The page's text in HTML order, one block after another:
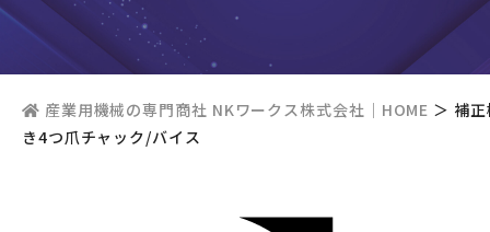
産業用機械の専門商社 NKワークス株式会社｜HOME ＞ 補
き4つ爪チャック/バイス